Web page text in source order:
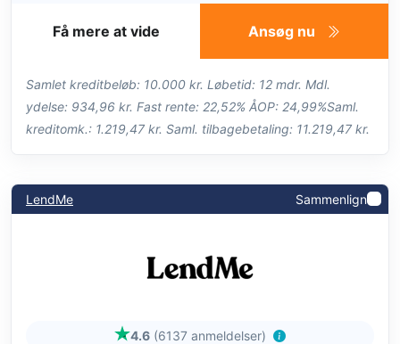
Ansøg nu
Få mere at vide
Samlet kreditbeløb: 10.000 kr. Løbetid: 12 mdr. Mdl.
ydelse: 934,96 kr. Fast rente: 22,52% ÅOP: 24,99%Saml.
kreditomk.: 1.219,47 kr. Saml. tilbagebetaling: 11.219,47 kr.
LendMe Sammenlign
4.6 (6137 anmeldelser)